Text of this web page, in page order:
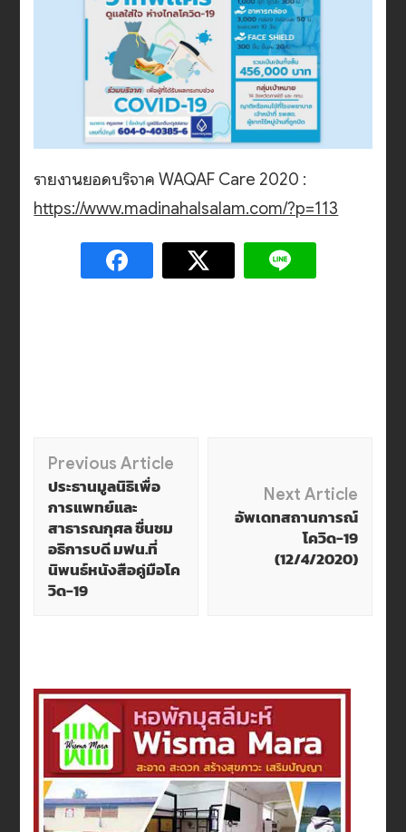
รายงานยอดบริจาค WAQAF Care 2020 :
https://www.madinahalsalam.com/?p=113
Post
Navigation
Previous Article
ประธานมูลนิธิเพื่อ
การแพทย์และ
สาธารณกุศล ชื่นชม
อธิการบดี มฟน.ที่
นิพนธ์หนังสือคู่มือโค
วิด-19
Next Article
อัพเดทสถานการณ์
โควิด-19
(12/4/2020)